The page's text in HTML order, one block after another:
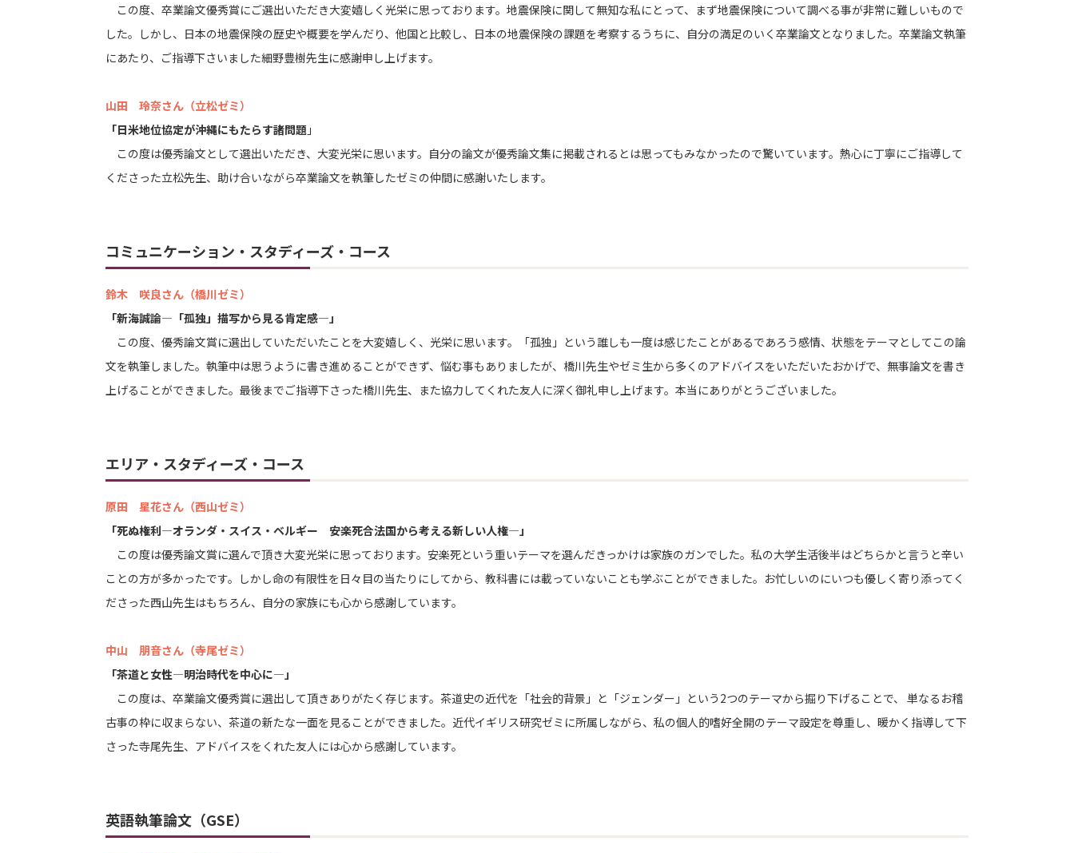
この度、卒業論文優秀賞にご選出いただき大変嬉しく光栄に思っております。地震保険に関して無知な私にとって、まず地震保険について調べる事が非常に難しいもので
した。しかし、日本の地震保険の歴史や概要を学んだり、他国と比較し、日本の地震保険の課題を考察するうちに、自分の満足のいく卒業論文となりました。卒業論文執筆
にあたり、ご指導下さいました細野豊樹先生に感謝申し上げます。
山田 玲奈さん（立松ゼミ）
「日米地位協定が沖縄にもたらす諸問題 」
この度は優秀論文として選出いただき、大変光栄に思います。自分の論文が優秀論文集に掲載されるとは思ってもみなかったので驚いています。熱心に丁寧にご指導して
くださった立松先生、助け合いながら卒業論文を執筆したゼミの仲間に感謝いたします。
コミュニケーション・スタディーズ・コース
鈴木 咲良さん（橋川ゼミ）
「新海誠論―「孤独」描写から見る肯定感―」
この度、優秀論文賞に選出していただいたことを大変嬉しく、光栄に思います。「孤独」という誰しも一度は感じたことがあるであろう感情、状態をテーマとしてこの論
文を執筆しました。執筆中は思うように書き進めることができず、悩む事もありましたが、橋川先生やゼミ生から多くのアドバイスをいただいたおかげで、無事論文を書き
上げることができました。最後までご指導下さった橋川先生、また協力してくれた友人に深く御礼申し上げます。本当にありがとうございました。
エリア・スタディーズ・コース
原田 星花さん（西山ゼミ）
「死ぬ権利―オランダ・スイス・ベルギー 安楽死合法国から考える新しい人権―」
この度は優秀論文賞に選んで頂き大変光栄に思っております。安楽死という重いテーマを選んだきっかけは家族のガンでした。私の大学生活後半はどちらかと言うと辛い
ことの方が多かったです。しかし命の有限性を日々目の当たりにしてから、教科書には載っていないことも学ぶことができました。お忙しいのにいつも優しく寄り添ってく
ださった西山先生はもちろん、自分の家族にも心から感謝しています。
中山 朋音さん（寺尾ゼミ）
「茶道と女性―明治時代を中心に―」
この度は、卒業論文優秀賞に選出して頂きありがたく存じます。茶道史の近代を「社会的背景」と「ジェンダー」という2つのテーマから掘り下げることで、 単なるお稽
古事の枠に収まらない、茶道の新たな一面を見ることができました。近代イギリス研究ゼミに所属しながら、私の個人的嗜好全開のテーマ設定を尊重し、暖かく指導して下
さった寺尾先生、アドバイスをくれた友人には心から感謝しています。
英語執筆論文（GSE）